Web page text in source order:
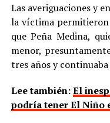
Las averiguaciones y
la víctima permitieron
que Peña Medina,
menor,
tres años y continuaba
Lee también:El
podría tener El Niño